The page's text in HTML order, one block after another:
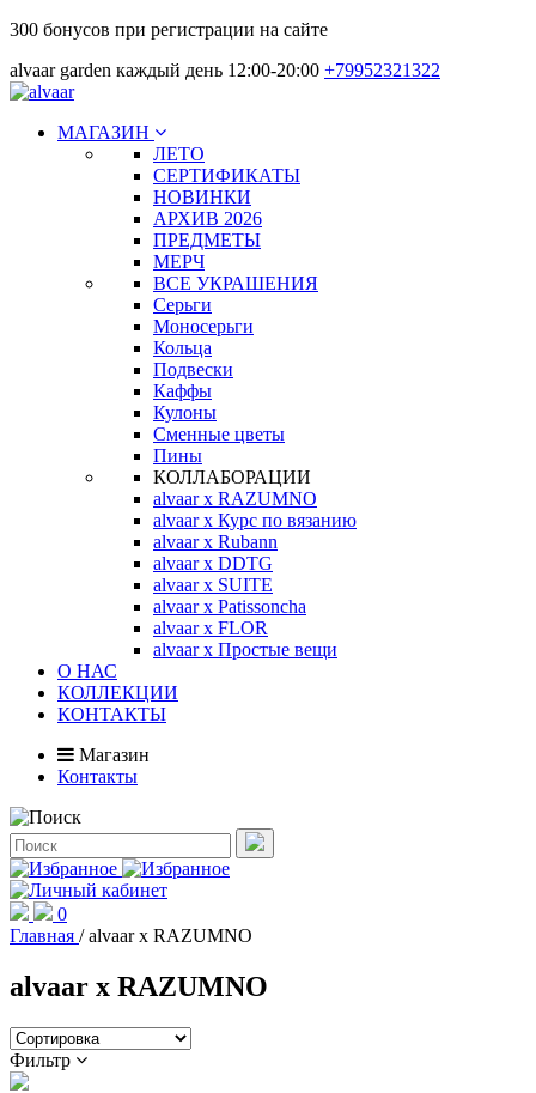
300 бонусов при регистрации на сайте
alvaar garden каждый день 12:00-20:00 +79952321322
МАГАЗИН
ЛЕТО
СЕРТИФИКАТЫ
НОВИНКИ
АРХИВ 2026
ПРЕДМЕТЫ
МЕРЧ
ВСЕ УКРАШЕНИЯ
Серьги
Моносерьги
Кольца
Подвески
Каффы
Кулоны
Сменные цветы
Пины
КОЛЛАБОРАЦИИ
alvaar x RAZUMNO
alvaar x Курс по вязанию
alvaar x Rubann
alvaar x DDTG
alvaar x SUITE
alvaar x Patissoncha
alvaar x FLOR
alvaar x Простые вещи
О НАС
КОЛЛЕКЦИИ
КОНТАКТЫ
Магазин
Контакты
0
Главная /alvaar x RAZUMNO
alvaar x RAZUMNO
Фильтр